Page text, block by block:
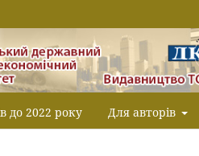
до 2022 року Для авторів